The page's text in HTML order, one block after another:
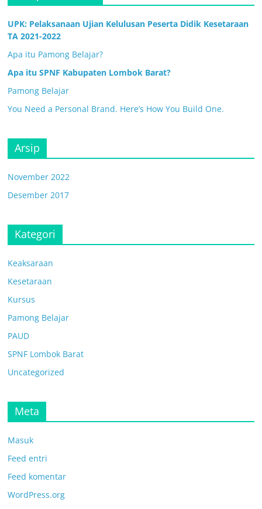
UPK: Pelaksanaan Ujian Kelulusan Peserta Didik Kesetaraan
TA 2021-2022
Apa itu Pamong Belajar?
Apa itu SPNF Kabupaten Lombok Barat?
Pamong Belajar
You Need a Personal Brand. Here’s How You Build One.
Arsip
November 2022
Desember 2017
Kategori
Keaksaraan
Kesetaraan
Kursus
Pamong Belajar
PAUD
SPNF Lombok Barat
Uncategorized
Meta
Masuk
Feed entri
Feed komentar
WordPress.org